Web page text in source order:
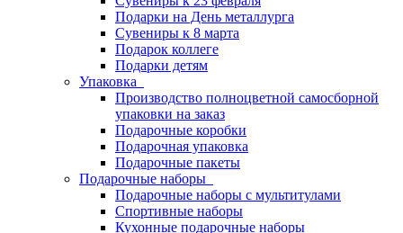
Подарки на День металлурга
Сувениры к 8 марта
Подарок коллеге
Подарки детям
Упаковка
Производство полноцветной самосборной
упаковки на заказ
Подарочные коробки
Подарочная упаковка
Подарочные пакеты
Подарочные наборы
Подарочные наборы с мультитулами
Спортивные наборы
Кухонные подарочные наборы